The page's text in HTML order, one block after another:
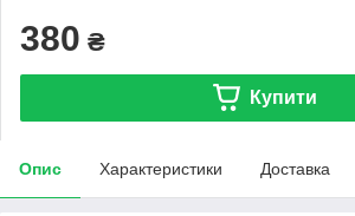
380 ₴
Купити
Опис Характеристики Доставка